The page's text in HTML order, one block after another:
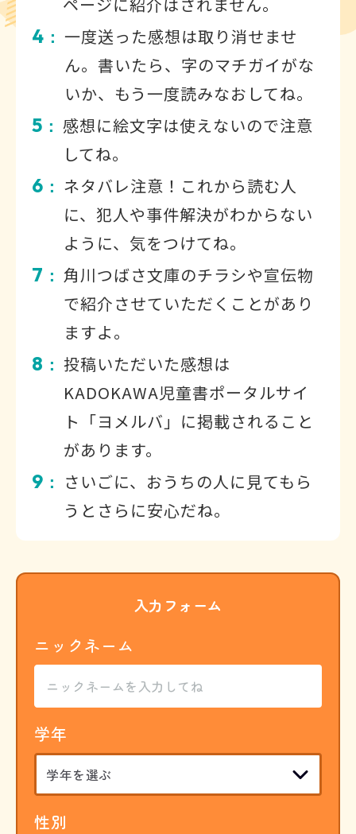
4 ： 一度送った感想は取り消せませ
ん。書いたら、字のマチガイがな
いか、もう一度読みなおしてね。
5 ： 感想に絵文字は使えないので注意
してね。
6 ： ネタバレ注意！これから読む人
に、犯人や事件解決がわからない
ように、気をつけてね。
7 ： 角川つばさ文庫のチラシや宣伝物
で紹介させていただくことがあり
ますよ。
8 ： 投稿いただいた感想は
KADOKAWA児童書ポータルサイ
ト「ヨメルバ」に掲載されること
があります。
9 ：
さいごに、おうちの人に見てもら
うとさらに安心だね。
入力フォーム
ニックネーム
学年
性別